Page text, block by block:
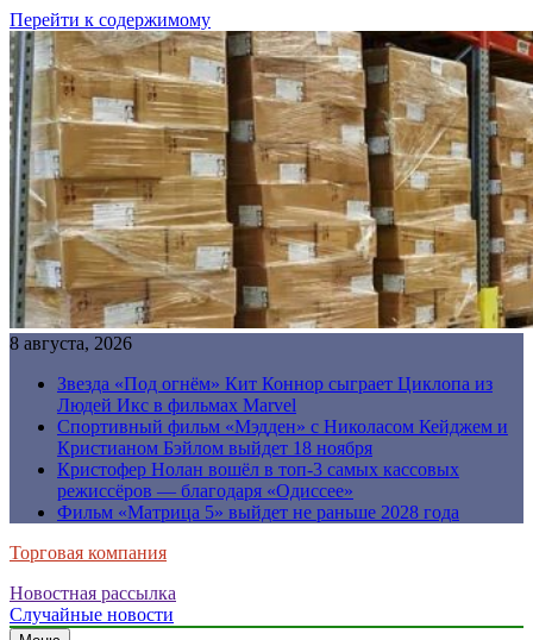
Перейти к содержимому
8 августа, 2026
Звезда «Под огнём» Кит Коннор сыграет Циклопа из
Людей Икс в фильмах Marvel
Спортивный фильм «Мэдден» с Николасом Кейджем и
Кристианом Бэйлом выйдет 18 ноября
Кристофер Нолан вошёл в топ-3 самых кассовых
режиссёров — благодаря «Одиссее»
Фильм «Матрица 5» выйдет не раньше 2028 года
Торговая компания
Новостная рассылка
Случайные новости